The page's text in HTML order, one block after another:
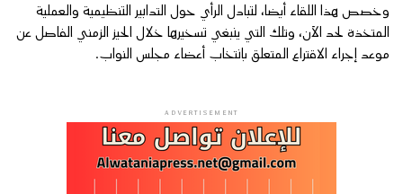
وخصص هذا اللقاء أيضا، لتبادل الرأي حول التدابير التنظيمية والعملية
المتخذة لحد الآن، وتلك التي ينبغي تسخيرها خلال الحيز الزمني الفاصل عن
موعد إجراء الاقتراع المتعلق بانتخاب أعضاء مجلس النواب.
ADVERTISEMENT